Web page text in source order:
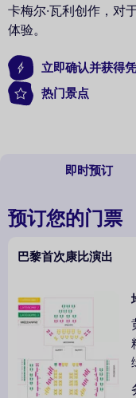
卡梅尔·瓦利创作，对
体验。
立即确认并获得
热门景点
即时预订
预订您的门票
巴黎首次康比演出